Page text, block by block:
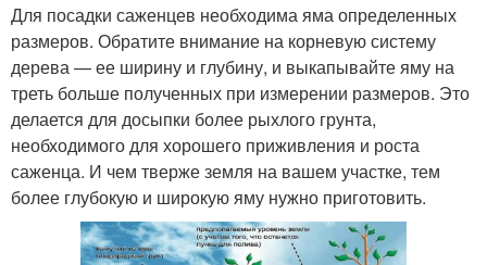
Для посадки саженцев необходима яма определенных
размеров. Обратите внимание на корневую систему
дерева — ее ширину и глубину, и выкапывайте яму на
треть больше полученных при измерении размеров. Это
делается для досыпки более рыхлого грунта,
необходимого для хорошего приживления и роста
саженца. И чем тверже земля на вашем участке, тем
более глубокую и широкую яму нужно приготовить.